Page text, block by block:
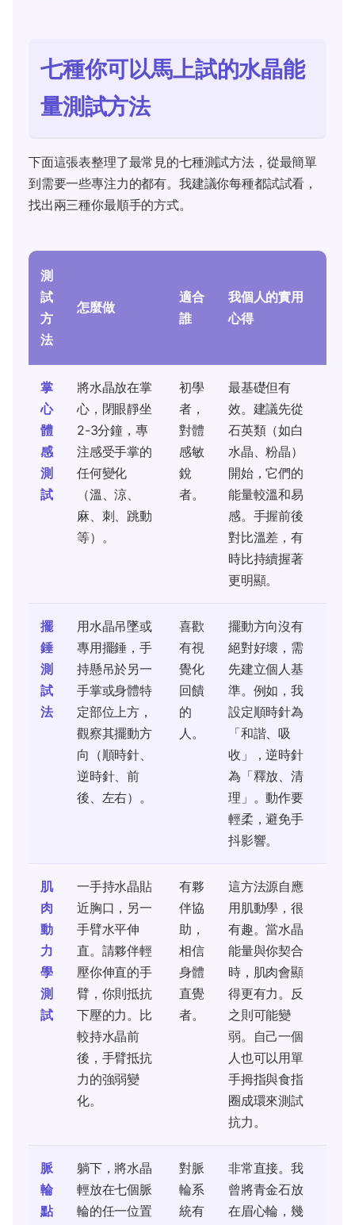
七種你可以馬上試的水晶能
量測試方法
下面這張表整理了最常見的七種測試方法，從最簡單
到需要一些專注力的都有。我建議你每種都試試看，
找出兩三種你最順手的方式。
測
試
方
法
怎麼做
適合
誰
我個人的實用
心得
掌
心
體
感
測
試
將水晶放在掌
心，閉眼靜坐
2-3分鐘，專
注感受手掌的
任何變化
（溫、涼、
麻、刺、跳動
等）。
初學
者，
對體
感敏
銳
者。
最基礎但有
效。建議先從
石英類（如白
水晶、粉晶）
開始，它們的
能量較溫和易
感。手握前後
對比溫差，有
時比持續握著
更明顯。
擺
錘
測
試
法
用水晶吊墜或
專用擺錘，手
持懸吊於另一
手掌或身體特
定部位上方，
觀察其擺動方
向（順時針、
逆時針、前
後、左右）。
喜歡
有視
覺化
回饋
的
人。
擺動方向沒有
絕對好壞，需
先建立個人基
準。例如，我
設定順時針為
「和諧、吸
收」，逆時針
為「釋放、清
理」。動作要
輕柔，避免手
抖影響。
肌
肉
動
力
學
測
試
一手持水晶貼
近胸口，另一
手臂水平伸
直。請夥伴輕
壓你伸直的手
臂，你則抵抗
下壓的力。比
較持水晶前
後，手臂抵抗
力的強弱變
化。
有夥
伴協
助，
相信
身體
直覺
者。
這方法源自應
用肌動學，很
有趣。當水晶
能量與你契合
時，肌肉會顯
得更有力。反
之則可能變
弱。自己一個
人也可以用單
手拇指與食指
圈成環來測試
抗力。
脈
輪
點
躺下，將水晶
輕放在七個脈
輪的任一位置
對脈
輪系
統有
非常直接。我
曾將青金石放
在眉心輪，幾